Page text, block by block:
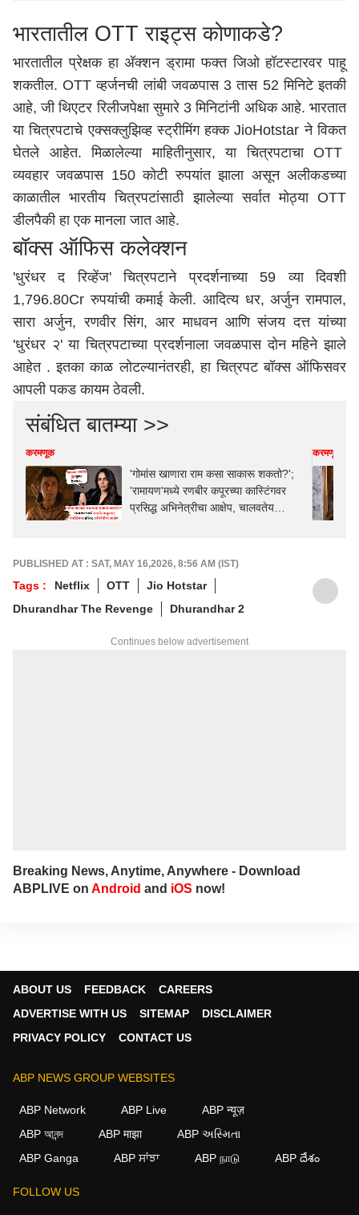
भारतातील OTT राइट्स कोणाकडे?
भारतातील प्रेक्षक हा अ‍ॅक्शन ड्रामा फक्त जिओ हॉटस्टारवर पाहू
शकतील. OTT व्हर्जनची लांबी जवळपास 3 तास 52 मिनिटे इतकी
आहे, जी थिएटर रिलीजपेक्षा सुमारे 3 मिनिटांनी अधिक आहे. भारतात
या चित्रपटाचे एक्सक्लुझिव्ह स्ट्रीमिंग हक्क JioHotstar ने विकत
घेतले आहेत. मिळालेल्या माहितीनुसार, या चित्रपटाचा OTT
व्यवहार जवळपास 150 कोटी रुपयांत झाला असून अलीकडच्या
काळातील भारतीय चित्रपटांसाठी झालेल्या सर्वात मोठ्या OTT
डीलपैकी हा एक मानला जात आहे.
बॉक्स ऑफिस कलेक्शन
'धुरंधर द रिव्हेंज' चित्रपटाने प्रदर्शनाच्या 59 व्या दिवशी
1,796.80Cr रुपयांची कमाई केली. आदित्य धर, अर्जुन रामपाल,
सारा अर्जुन, रणवीर सिंग, आर माधवन आणि संजय दत्त यांच्या
'धुरंधर २' या चित्रपटाच्या प्रदर्शनाला जवळपास दोन महिने झाले
आहेत . इतका काळ लोटल्यानंतरही, हा चित्रपट बॉक्स ऑफिसवर
आपली पकड कायम ठेवली.
संबंधित बातम्या >>
करमणूक
'गोमांस खाणारा राम कसा साकारू शकतो?';
'रामायण'मध्ये रणबीर कपूरच्या कास्टिंगवर
प्रसिद्ध अभिनेत्रीचा आक्षेप, चालवतेय
करमणूक
PUBLISHED AT : SAT, MAY 16,2026, 8:56 AM (IST)
Tags : Netflix OTT
Jio Hotstar
Dhurandhar The Revenge
Dhurandhar 2
Continues below advertisement
Breaking News, Anytime, Anywhere - Download
ABPLIVE on Android and iOS now!
ABOUT US FEEDBACK
CAREERS
ADVERTISE WITH US
SITEMAP
DISCLAIMER
PRIVACY POLICY
CONTACT US
ABP NEWS GROUP WEBSITES
ABP Network ABP Live
ABP न्यूज़
ABP আনন্দ
ABP माझा
ABP અસ્મિતા
ABP Ganga
ABP ਸਾਂਝਾ ABP நாடு ABP దేశం
FOLLOW US